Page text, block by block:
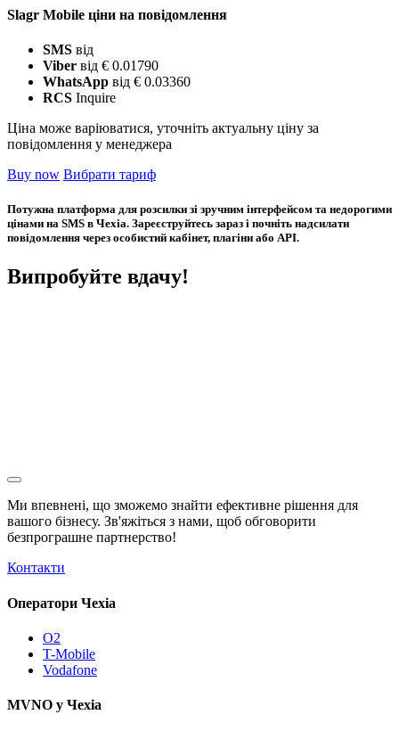
Slagr Mobile ціни на повідомлення
SMS від
Viber від € 0.01790
WhatsApp від € 0.03360
RCS Inquire
Ціна може варіюватися, уточніть актуальну ціну за
повідомлення у менеджера
Buy now Вибрати тариф
Потужна платформа для розсилки зі зручним інтерфейсом та недорогими
цінами на SMS в Чехіа. Зареєструйтесь зараз і почніть надсилати
повідомлення через особистий кабінет, плагіни або API.
Випробуйте вдачу!
Ми впевнені, що зможемо знайти ефективне рішення для
вашого бізнесу. Зв'яжіться з нами, щоб обговорити
безпрограшне партнерство!
Контакти
Оператори Чехіа
O2
T-Mobile
Vodafone
MVNO у Чехіа